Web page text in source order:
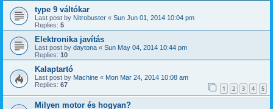
type 9 váltókar
Last post by Nitrobuster « Sun Jun 01, 2014 10:04 pm
Replies: 5
Elektronika javítás
Last post by daytona « Sun May 04, 2014 10:44 pm
Replies: 10
Kalaptartó
Last post by Machine « Mon Mar 24, 2014 10:08 am
Replies: 67 1 2 3 4 5
Milyen motor és hogyan?